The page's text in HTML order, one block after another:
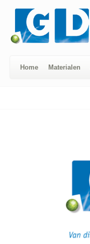
Home Materialen